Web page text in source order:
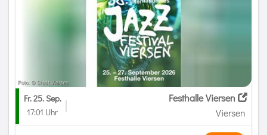
Fr. 25. Sep.
17:01 Uhr
Festhalle Viersen
Viersen